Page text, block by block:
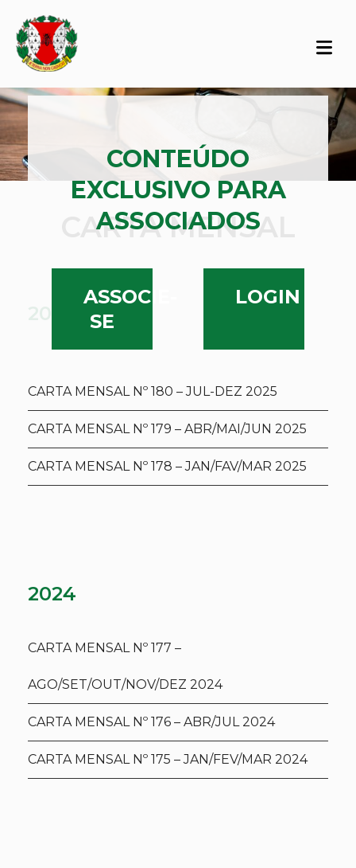
CARTA MENSAL
2025
CONTEÚDO
EXCLUSIVO PARA
ASSOCIADOS
ASSOCIE-
SE
LOGIN
CARTA MENSAL Nº 180 – JUL-DEZ 2025
CARTA MENSAL Nº 179 – ABR/MAI/JUN 2025
CARTA MENSAL Nº 178 – JAN/FAV/MAR 2025
2024
CARTA MENSAL Nº 177 –
AGO/SET/OUT/NOV/DEZ 2024
CARTA MENSAL Nº 176 – ABR/JUL 2024
CARTA MENSAL Nº 175 – JAN/FEV/MAR 2024